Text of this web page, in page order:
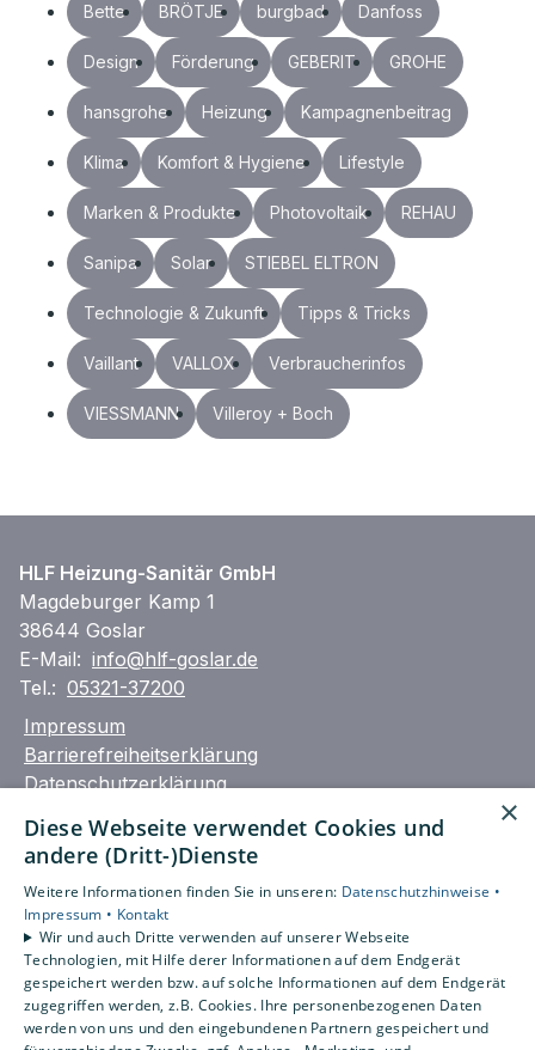
Bette BRÖTJE burgbad Danfoss
Design Förderung GEBERIT GROHE
hansgrohe Heizung Kampagnenbeitrag
Klima Komfort & Hygiene Lifestyle
Marken & Produkte Photovoltaik REHAU
Sanipa Solar STIEBEL ELTRON
Technologie & Zukunft Tipps & Tricks
Vaillant VALLOX Verbraucherinfos
VIESSMANN Villeroy + Boch
HLF Heizung-Sanitär GmbH
Magdeburger Kamp 1
38644 Goslar
E-Mail: info@hlf-goslar.de
Tel.: 05321-37200
Impressum
Barrierefreiheitserklärung
Datenschutzerklärung
Unsere Bereiche
Privatkunden
Gewerbekunden
Karriere
Unternehmen
Kontakt
×
Diese Webseite verwendet Cookies und
andere (Dritt-)Dienste
Weitere Informationen finden Sie in unseren: Datenschutzhinweise •
Impressum • Kontakt
Wir und auch Dritte verwenden auf unserer Webseite
Technologien, mit Hilfe derer Informationen auf dem Endgerät
gespeichert werden bzw. auf solche Informationen auf dem Endgerät
zugegriffen werden, z.B. Cookies. Ihre personenbezogenen Daten
werden von uns und den eingebundenen Partnern gespeichert und